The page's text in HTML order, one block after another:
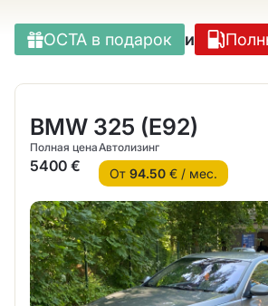
OCTA в подарок и
BMW 325 (E92)
Полная цена
5400 €
Автолизинг
От 94.50€ / мес.